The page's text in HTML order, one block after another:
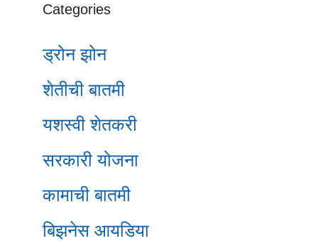
Categories
ड्रोन झोन
शेतीची बातमी
यशस्वी शेतकरी
सरकारी योजना
कामाची बातमी
बिझनेस आयडिया